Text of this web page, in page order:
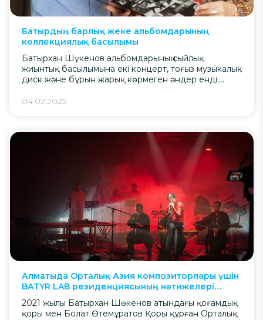
Батырдың барлық жеке альбомдарының
коллекциялық басылымы
Батырхан Шүкенов альбомдарының сыйлық
жиынтық басылымына екі концерт, тоғыз музыкалық
диск және бұрын жарық көрмеген әндер енді.
милая девушка!», «Нас исцеляет любовь», «Все
парасы. Музыкалық дискілерден басқа, жинақта
Батырдың 2006 және 2013 жылдардағы Алматыдағы
04.02.2025
Алматыда Орталық Азия композиторлары үшін
BATYR LAB резиденциясының нәтижелері
2021 жылы Батырхан Шөкенов атындағы қоғамдық
қоры мен Болат Өтемұратов Қоры құрған Орталық